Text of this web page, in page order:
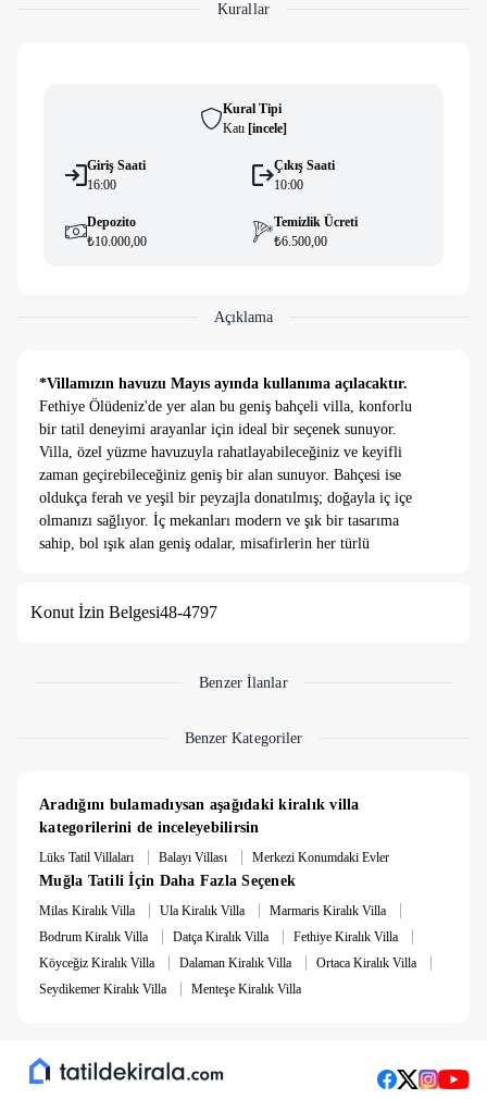
Kurallar
Kural Tipi
Katı [i̇ncele]
Giriş Saati
16:00
Çıkış Saati
10:00
Depozito
₺10.000,00
Temizlik Ücreti
₺6.500,00
Açıklama
*Villamızın havuzu Mayıs ayında kullanıma açılacaktır.
Fethiye Ölüdeniz'de yer alan bu geniş bahçeli villa, konforlu
bir tatil deneyimi arayanlar için ideal bir seçenek sunuyor.
Villa, özel yüzme havuzuyla rahatlayabileceğiniz ve keyifli
zaman geçirebileceğiniz geniş bir alan sunuyor. Bahçesi ise
oldukça ferah ve yeşil bir peyzajla donatılmış; doğayla iç içe
olmanızı sağlıyor. İç mekanları modern ve şık bir tasarıma
sahip, bol ışık alan geniş odalar, misafirlerin her türlü
dinlenme fırsatı sunuyor. Hem doğanın hem de konforun tadını
Konut İzin Belgesi48-4797
Benzer İlanlar
Benzer Kategoriler
Aradığını bulamadıysan aşağıdaki kiralık villa
kategorilerini de inceleyebilirsin
Lüks Tatil Villaları | Balayı Villası | Merkezi Konumdaki Evler
Muğla Tatili İçin Daha Fazla Seçenek
Milas Kiralık Villa | Ula Kiralık Villa | Marmaris Kiralık Villa |
Bodrum Kiralık Villa | Datça Kiralık Villa | Fethiye Kiralık Villa |
Köyceğiz Kiralık Villa | Dalaman Kiralık Villa | Ortaca Kiralık Villa |
Seydikemer Kiralık Villa | Menteşe Kiralık Villa